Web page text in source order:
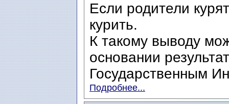
Если родители
курить.
К такому выводу
основании
Государственным
Подробнее...